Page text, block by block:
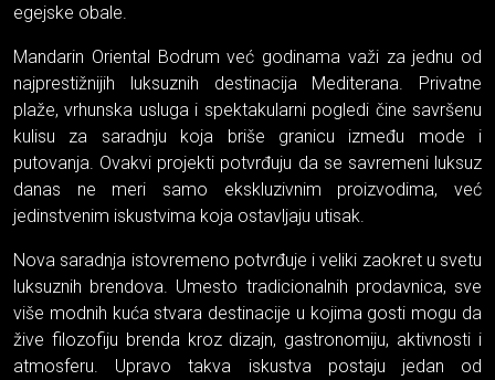
egejske obale.
Mandarin Oriental Bodrum već godinama važi za jednu od
najprestižnijih luksuznih destinacija Mediterana. Privatne
plaže, vrhunska usluga i spektakularni pogledi čine savršenu
kulisu za saradnju koja briše granicu između mode i
putovanja. Ovakvi projekti potvrđuju da se savremeni luksuz
danas ne meri samo ekskluzivnim proizvodima, već
jedinstvenim iskustvima koja ostavljaju utisak.
Nova saradnja istovremeno potvrđuje i veliki zaokret u svetu
luksuznih brendova. Umesto tradicionalnih prodavnica, sve
više modnih kuća stvara destinacije u kojima gosti mogu da
žive filozofiju brenda kroz dizajn, gastronomiju, aktivnosti i
atmosferu. Upravo takva iskustva postaju jedan od